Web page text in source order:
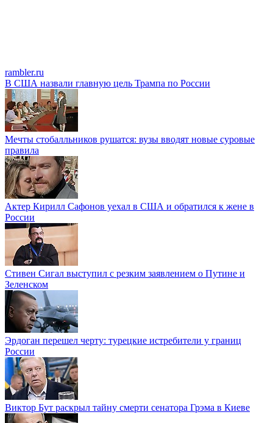
rambler.ru
В США назвали главную цель Трампа по России
Мечты стобалльников рушатся: вузы вводят новые суровые
правила
Актер Кирилл Сафонов уехал в США и обратился к жене в
России
Стивен Сигал выступил с резким заявлением о Путине и
Зеленском
Эрдоган перешел черту: турецкие истребители у границ
России
Виктор Бут раскрыл тайну смерти сенатора Грэма в Киеве